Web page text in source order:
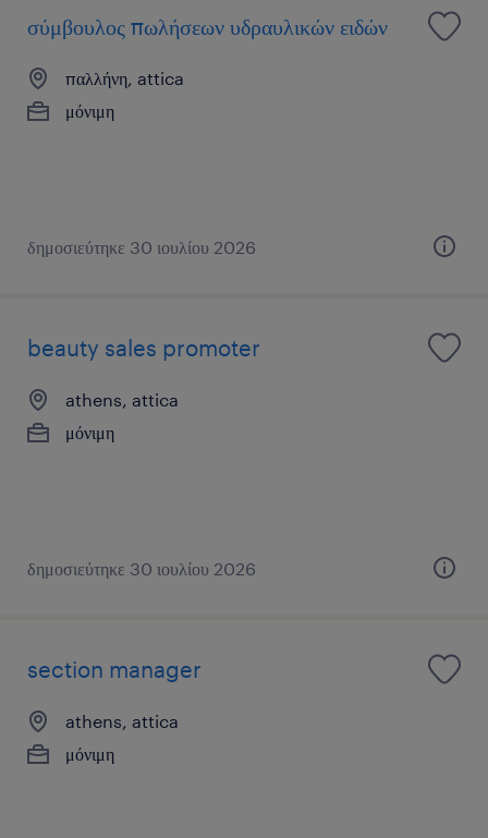
σύμβουλος πωλήσεων υδραυλικών ειδών
παλλήνη, attica
μόνιμη
δημοσιεύτηκε 30 ιουλίου 2026
beauty sales promoter
athens, attica
μόνιμη
δημοσιεύτηκε 30 ιουλίου 2026
section manager
athens, attica
μόνιμη